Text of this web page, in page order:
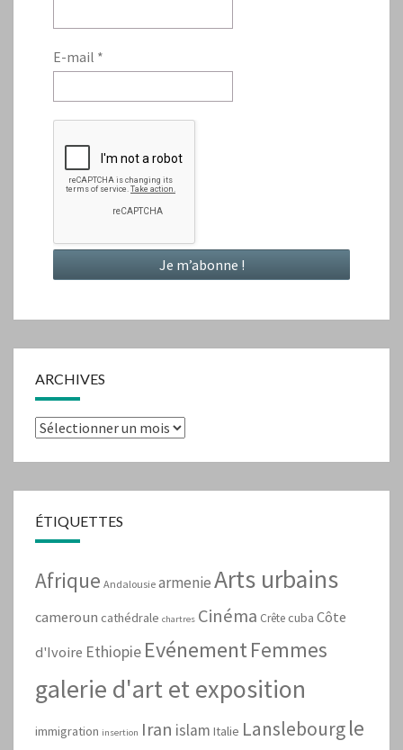
E-mail *
ARCHIVES
Archives
ÉTIQUETTES
Afrique Andalousie armenieArts urbains
cameroun cathédrale chartres Cinéma Crêtecuba Côte
d'Ivoire Ethiopie EvénementFemmes
galerie d'art et exposition
immigration insertion Iran islam Italie Lanslebourgle